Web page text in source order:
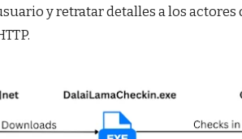
y retratar detalles a los actores